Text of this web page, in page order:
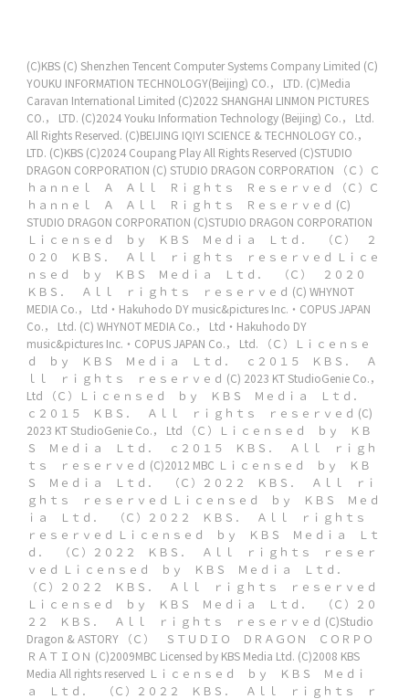
(C)KBS (C) Shenzhen Tencent Computer Systems Company Limited (C)
YOUKU INFORMATION TECHNOLOGY(Beijing) CO.， LTD. (C)Media
Caravan International Limited (C)2022 SHANGHAI LINMON PICTURES
CO.， LTD. (C)2024 Youku Information Technology (Beijing) Co.， Ltd.
All Rights Reserved. (C)BEIJING IQIYI SCIENCE & TECHNOLOGY CO.，
LTD. (C)KBS (C)2024 Coupang Play All Rights Reserved (C)STUDIO
DRAGON CORPORATION (C) STUDIO DRAGON CORPORATION
（Ｃ）Ｃ
ｈａｎｎｅｌ Ａ Ａｌｌ Ｒｉｇｈｔｓ Ｒｅｓｅｒｖｅｄ
（Ｃ）Ｃ
ｈａｎｎｅｌ Ａ Ａｌｌ Ｒｉｇｈｔｓ Ｒｅｓｅｒｖｅｄ (C)
STUDIO DRAGON CORPORATION (C)STUDIO DRAGON CORPORATION
Ｌｉｃｅｎｓｅｄ ｂｙ ＫＢＳ Ｍｅｄｉａ Ｌｔｄ． （Ｃ） ２
０２０ ＫＢＳ． Ａｌｌ ｒｉｇｈｔｓ ｒｅｓｅｒｖｅｄ Ｌｉｃｅ
ｎｓｅｄ ｂｙ ＫＢＳ Ｍｅｄｉａ Ｌｔｄ． （Ｃ） ２０２０
ＫＢＳ． Ａｌｌ ｒｉｇｈｔｓ ｒｅｓｅｒｖｅｄ (C) WHYNOT
MEDIA Co.， Ltd・Hakuhodo DY music&pictures Inc.・COPUS JAPAN
Co.， Ltd. (C) WHYNOT MEDIA Co.， Ltd・Hakuhodo DY
music&pictures Inc.・COPUS JAPAN Co.， Ltd.
（Ｃ）Ｌｉｃｅｎｓｅ
ｄ ｂｙ ＫＢＳ Ｍｅｄｉａ Ｌｔｄ． ｃ２０１５ ＫＢＳ． Ａ
ｌｌ ｒｉｇｈｔｓ ｒｅｓｅｒｖｅｄ (C) 2023 KT StudioGenie Co.，
Ltd
（Ｃ）Ｌｉｃｅｎｓｅｄ ｂｙ ＫＢＳ Ｍｅｄｉａ Ｌｔｄ．
ｃ２０１５ ＫＢＳ． Ａｌｌ ｒｉｇｈｔｓ ｒｅｓｅｒｖｅｄ (C)
2023 KT StudioGenie Co.， Ltd
（Ｃ）Ｌｉｃｅｎｓｅｄ ｂｙ ＫＢ
Ｓ Ｍｅｄｉａ Ｌｔｄ． ｃ２０１５ ＫＢＳ． Ａｌｌ ｒｉｇｈ
ｔｓ ｒｅｓｅｒｖｅｄ (C)2012 MBC Ｌｉｃｅｎｓｅｄ ｂｙ ＫＢ
Ｓ Ｍｅｄｉａ Ｌｔｄ． （Ｃ）２０２２ ＫＢＳ． Ａｌｌ ｒｉ
ｇｈｔｓ ｒｅｓｅｒｖｅｄ Ｌｉｃｅｎｓｅｄ ｂｙ ＫＢＳ Ｍｅｄ
ｉａ Ｌｔｄ． （Ｃ）２０２２ ＫＢＳ． Ａｌｌ ｒｉｇｈｔｓ
ｒｅｓｅｒｖｅｄ Ｌｉｃｅｎｓｅｄ ｂｙ ＫＢＳ Ｍｅｄｉａ Ｌｔ
ｄ． （Ｃ）２０２２ ＫＢＳ． Ａｌｌ ｒｉｇｈｔｓ ｒｅｓｅｒ
ｖｅｄ Ｌｉｃｅｎｓｅｄ ｂｙ ＫＢＳ Ｍｅｄｉａ Ｌｔｄ．
（Ｃ）２０２２ ＫＢＳ． Ａｌｌ ｒｉｇｈｔｓ ｒｅｓｅｒｖｅｄ
Ｌｉｃｅｎｓｅｄ ｂｙ ＫＢＳ Ｍｅｄｉａ Ｌｔｄ． （Ｃ）２０
２２ ＫＢＳ． Ａｌｌ ｒｉｇｈｔｓ ｒｅｓｅｒｖｅｄ (C)Studio
Dragon & ASTORY
（Ｃ） ＳＴＵＤＩＯ ＤＲＡＧＯＮ ＣＯＲＰＯ
ＲＡＴＩＯＮ (C)2009MBC Licensed by KBS Media Ltd. (C)2008 KBS
Media All rights reserved Ｌｉｃｅｎｓｅｄ ｂｙ ＫＢＳ Ｍｅｄｉ
ａ Ｌｔｄ． （Ｃ）２０２２ ＫＢＳ． Ａｌｌ ｒｉｇｈｔｓ ｒ